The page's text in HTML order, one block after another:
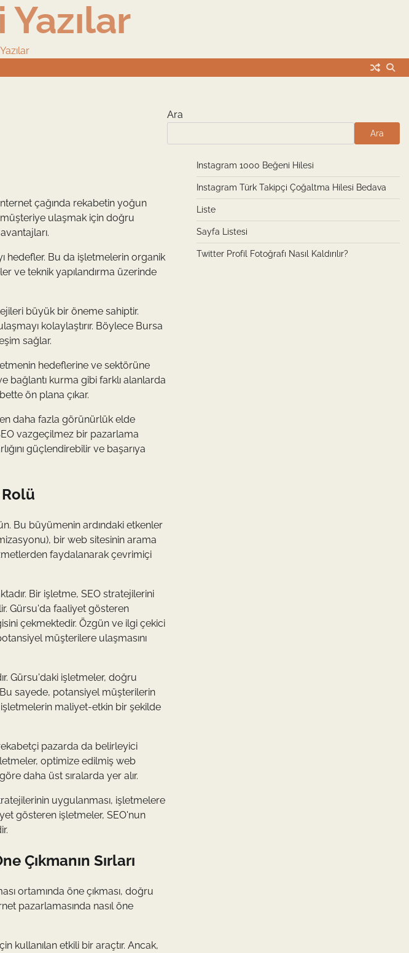
çağında rekabetin yoğun
ulaşmak için doğru
hedefler. Bu da işletmelerin organik
ve teknik yapılandırma üzerinde
büyük bir öneme sahiptir.
kolaylaştırır. Böylece Bursa
sağlar.
hedeflerine ve sektörüne
bağlantı kurma gibi farklı alanlarda
ön plana çıkar.
daha fazla görünürlük elde
vazgeçilmez bir pazarlama
güçlendirebilir ve başarıya
Bu büyümenin ardındaki etkenler
bir web sitesinin arama
faydalanarak çevrimiçi
Bir işletme, SEO stratejilerini
Gürsu'da faaliyet gösteren
çekmektedir. Özgün ve ilgi çekici
müşterilere ulaşmasını
Gürsu'daki işletmeler, doğru
sayede, potansiyel müşterilerin
maliyet-etkin bir şekilde
pazarda da belirleyici
optimize edilmiş web
daha üst sıralarda yer alır.
uygulanması, işletmelere
gösteren işletmeler, SEO'nun
Çıkmanın Sırları
ortamında öne çıkması, doğru
pazarlamasında nasıl öne
kullanılan etkili bir araçtır. Ancak,
Ara
Ara
Instagram 1000 Beğeni Hilesi
Instagram Türk Takipçi Çoğaltma Hilesi Bedava
Liste
Sayfa Listesi
Twitter Profil Fotoğrafı Nasıl Kaldırılır?